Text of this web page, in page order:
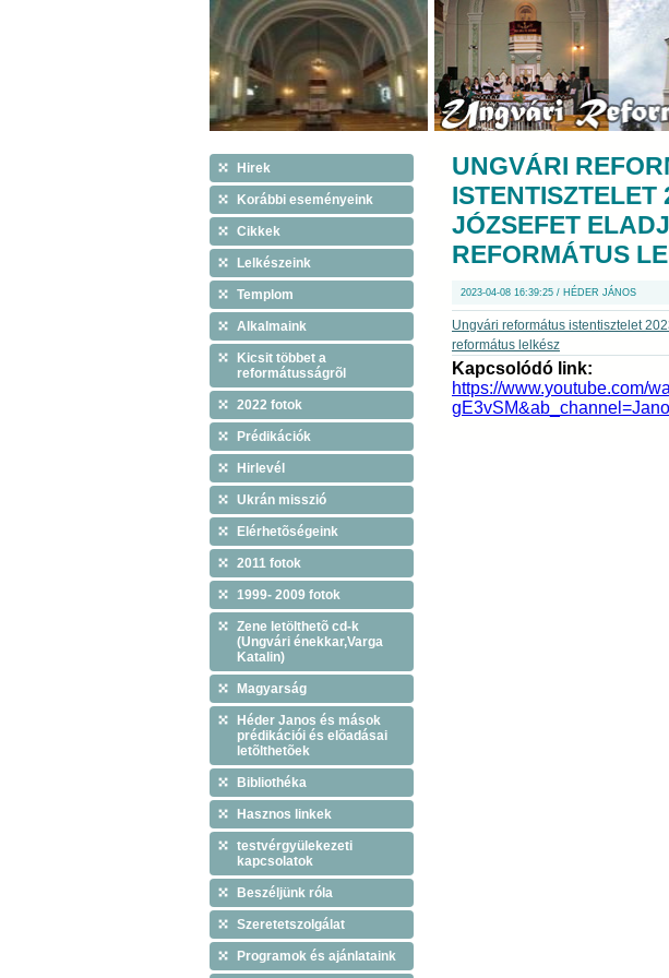
Hirek
Korábbi eseményeink
Cikkek
Lelkészeink
Templom
Alkalmaink
Kicsit többet a
reformátusságrõl
2022 fotok
Prédikációk
Hirlevél
Ukrán misszió
Elérhetõségeink
2011 fotok
1999- 2009 fotok
Zene letölthetõ cd-k
(Ungvári énekkar,Varga
Katalin)
Magyarság
Héder Janos és mások
prédikációi és elõadásai
letõlthetõek
Bibliothéka
Hasznos linkek
testvérgyülekezeti
kapcsolatok
Beszéljünk róla
Szeretetszolgálat
Programok és ajánlataink
UNGVÁRI
JÓZSEFET
REFORMÁTUS
2023-04-08 16:39:25 / HÉDER JÁNOS
Ungvári református istentisztelet
református lelkész
Kapcsolódó link:
https://www.youtube.com/